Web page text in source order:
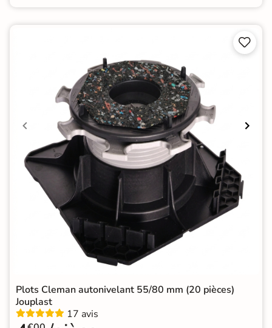


Plots Cleman autonivelant 55/80 mm (20 pièces)
Jouplast
17 avis